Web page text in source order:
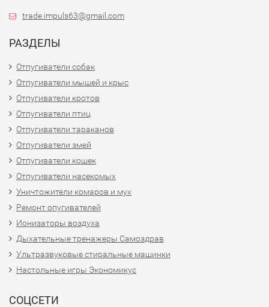
trade.impuls63@gmail.com
РАЗДЕЛЫ
Отпугиватели собак
Отпугиватели мышей и крыс
Отпугиватели кротов
Отпугиватели птиц
Отпугиватели тараканов
Отпугиватели змей
Отпугиватели кошек
Отпугиватели насекомых
Уничтожители комаров и мух
Ремонт опугивателей
Ионизаторы воздуха
Дыхательные тренажеры Самоздрав
Ультразвуковые стиральные машинки
Настольные игры Экономикус
СОЦСЕТИ